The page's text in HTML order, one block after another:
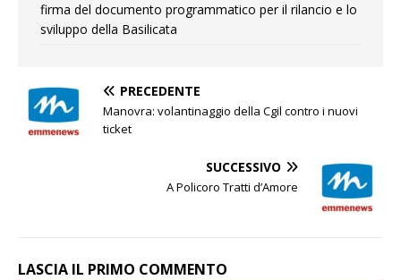
firma del documento programmatico per il rilancio e lo
sviluppo della Basilicata
PRECEDENTE
Manovra: volantinaggio della Cgil contro i nuovi
ticket
SUCCESSIVO
A Policoro Tratti d’Amore
LASCIA IL PRIMO COMMENTO